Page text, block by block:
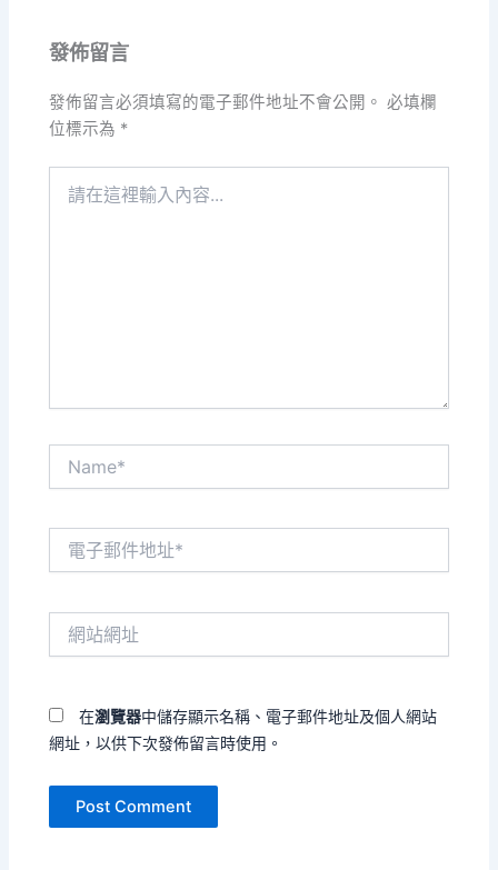
發佈留言
發佈留言必須填寫的電子郵件地址不會公開。 必填欄
位標示為 *
在瀏覽器中儲存顯示名稱、電子郵件地址及個人網站
網址，以供下次發佈留言時使用。